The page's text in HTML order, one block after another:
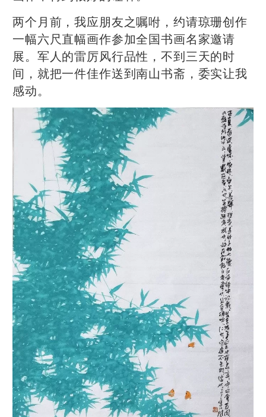
两个月前，我应朋友之嘱咐，约请琼珊创作
一幅六尺直幅画作参加全国书画名家邀请
展。军人的雷厉风行品性，不到三天的时
间，就把一件佳作送到南山书斋，委实让我
感动。